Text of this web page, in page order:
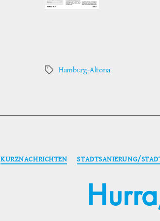
Schlagwörter
Hamburg-Altona
KURZNACHRICHTEN STADTSANIERUNG/